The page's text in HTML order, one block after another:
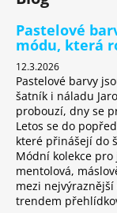
a
j
í
t
?
Pastelové
módu, která
12.3.2026
Pastelové barvy
šatník i náladu
probouzí, dny se
Letos se do
které přinášejí do
Módní kolekce
mentolová,
mezi
trendem